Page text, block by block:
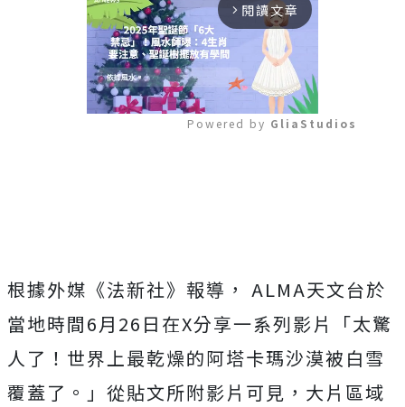
arrow_forward_ios 閱讀文章
Powered by GliaStudios
根據外媒《法新社》報導， ALMA天文台於
當地時間6月26日在X分享一系列影片
「太驚
人了！世界上最乾燥的阿塔卡瑪沙漠被白雪
覆蓋了。」從貼文所附影片可見，大片區域